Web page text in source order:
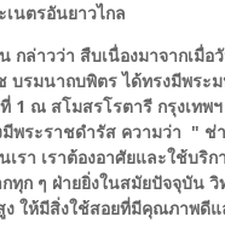
นตรอันยาวไกล
าวว่า สืบเนื่องมาจากเมื่อ
รมนาถบพิตร ได้ทรงมีพระ
1 ณ สโมสรโรตารี กรุงเท
ระราชดำรัส ความว่า " ช่
า เราต้องอาศัยและใช้บริ
ก ๆ ฝ่ายยิ่งในสมัยปัจจุบัน
ให้มีสิ่งใช้สอยที่มีคุณภาพดี